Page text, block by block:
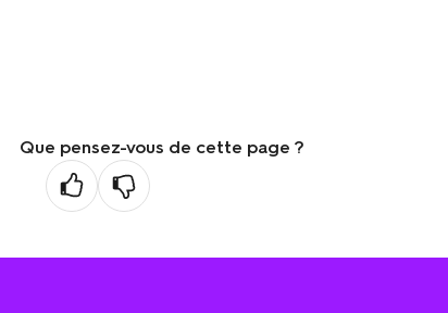
Que pensez-vous de cette page ?